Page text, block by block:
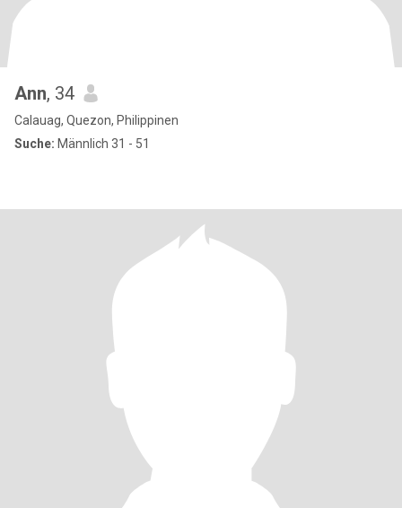
Ann, 34
Calauag, Quezon, Philippinen
Suche: Männlich 31 - 51